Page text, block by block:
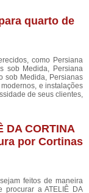
quarto de
como Persiana
sob Medida, Persiana
sob Medida, Persianas
e instalações
de seus clientes,
DA CORTINA
por Cortinas
feitos de maneira
procurar a ATELIÊ DA